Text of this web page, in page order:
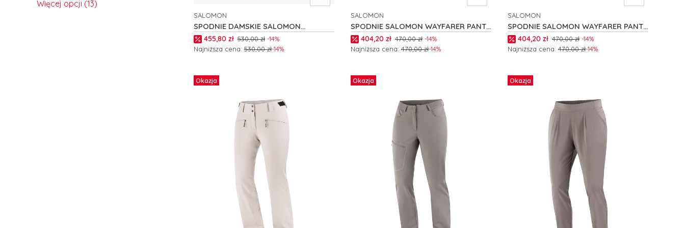
Więcej opcji (13)
SPODNIE DAMSKIE SALOMON
OUTERPATH UTILITY W C24704
PRODUCENT
SALOMON
Cena promocyjna
455,80 zł 530,00 zł -14%
Najniższa cena: 530,00 zł-14%
SPODNIE SALOMON WAYFARER PANTS
2.0 W C27506
PRODUCENT
SALOMON
Cena promocyjna
404,20 zł 470,00 zł -14%
Najniższa cena: 470,00 zł-14%
SPODNIE SALOMON WAYFARER PANTS
2.0 W C27505
PRODUCENT
SALOMON
Cena promocyjna
404,20 zł 470,00 zł -14%
Najniższa cena: 470,00 zł-14%
Okazja Okazja Okazja